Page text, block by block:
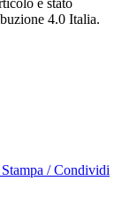
4.0 Italia.
Stampa / Condividi